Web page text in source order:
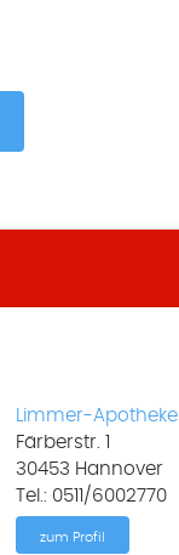
Limmer-Apotheke
Färberstr. 1
30453 Hannover
Tel.: 0511/6002770
zum Profil